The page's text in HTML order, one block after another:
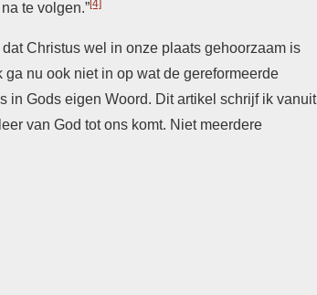
te volgen.”[4]
Christus wel in onze plaats gehoorzaam is
nu ook niet in op wat de gereformeerde
in Gods eigen Woord. Dit artikel schrijf ik vanuit
van God tot ons komt. Niet meerdere